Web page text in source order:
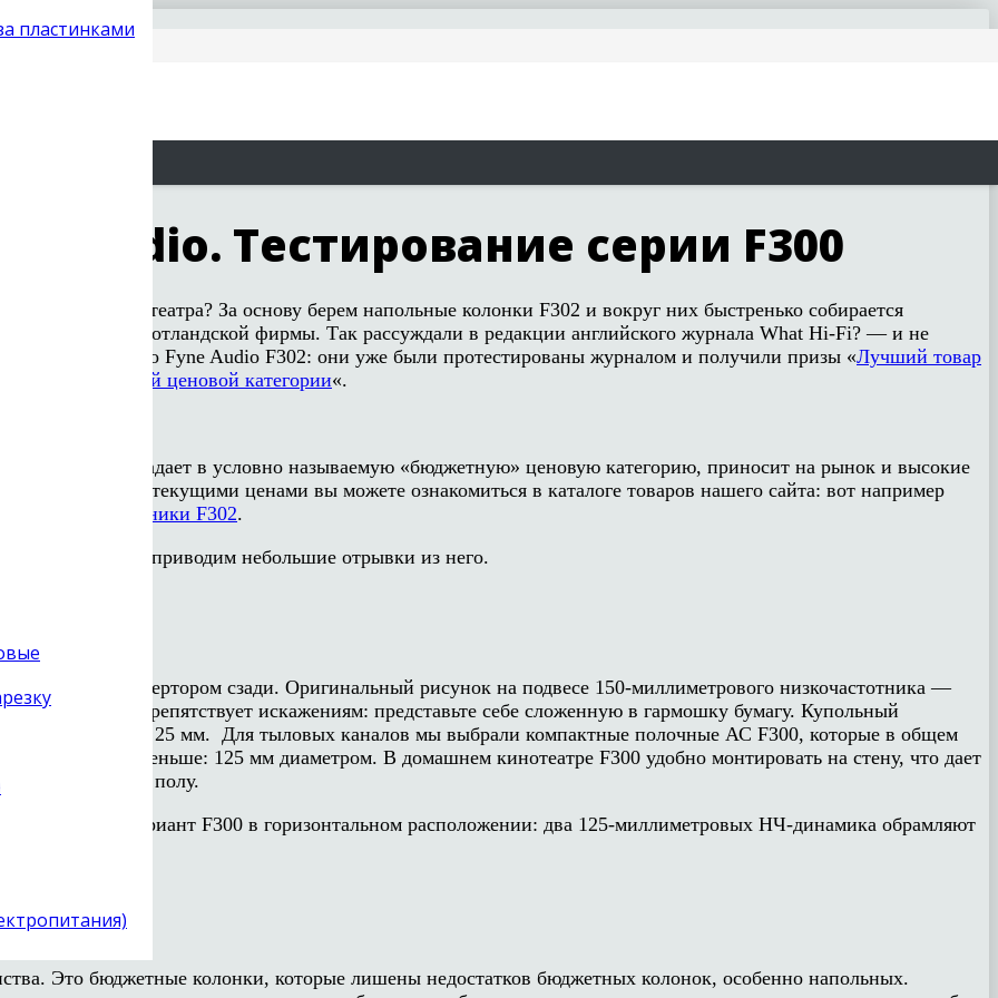
пластинками
Audio. Тестирование серии F300
кинотеатра? За основу берем напольные колонки F302 и вокруг них быстренько собирается
но именитой шотландской фирмы. Так рассуждали в редакции английского журнала What Hi-Fi? — и не
АС именно Fyne Audio F302: они уже были протестированы журналом и получили призы «Лучший товар
года 2018 в своей ценовой категории«.
Audio, и попадает в условно называемую «бюджетную» ценовую категорию, приносит на рынок и высокие
С текущими ценами вы можете ознакомиться в каталоге товаров нашего сайта: вот например
цена напольники F302.
язык) , мы приводим небольшие отрывки из него.
с фазоинвертором сзади. Оригинальный рисунок на подвесе 150-миллиметрового низкочастотника —
движения и препятствует искажениям: представьте себе сложенную в гармошку бумагу. Купольный
диаметр 25 мм. Для тыловых каналов мы выбрали компактные полочные АС F300, которые в общем
здесь поменьше: 125 мм диаметром. В домашнем кинотеатре F300 удобно монтировать на стену, что дает
и места на полу.
сдвоенный вариант F300 в горизонтальном расположении: два 125-миллиметровых НЧ-динамика обрамляют
Это бюджетные колонки, которые лишены недостатков бюджетных колонок, особенно напольных.